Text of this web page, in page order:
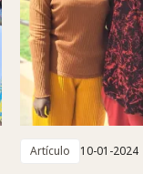
Artículo 10-01-2024